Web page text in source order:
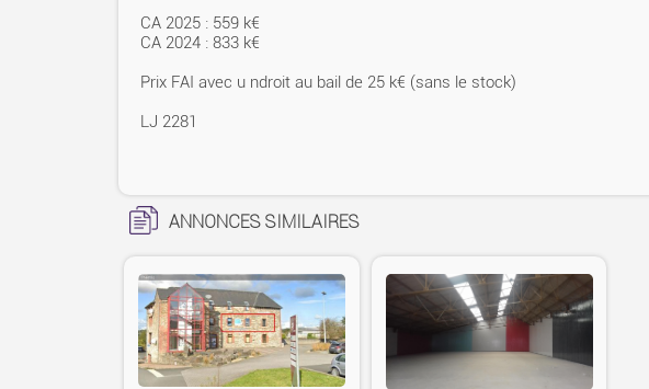
CA 2025 : 559 k€
CA 2024 : 833 k€
Prix FAI avec u ndroit au bail de 25 k€ (sans le stock)
LJ 2281
ANNONCES SIMILAIRES